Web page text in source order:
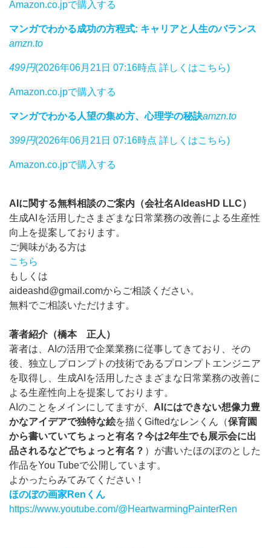
Amazon.co.jpで購入する
マンガでわかる成功の方程式: キャリアと人生のバランス
amzn.to
499円(2026年06月21日 07:16時点 詳しくはこちら)
Amazon.co.jpで購入する
マンガでわかる人望の集め方、心理学の秘訣amzn.to
399円(2026年06月21日 07:16時点 詳しくはこちら)
Amazon.co.jpで購入する
AIに関する無料相談のご案内（会社名AIdeasHD LLC）
生成AIを活用したさまざまな日常業務の改善による生産性
向上を提案しております。
ご興味がある方は
こちら
もしくは
aideashd@gmail.comからご相談ください。
無料でご相談いただけます。
著者紹介（橋本 正人）
著者は、AIの活用で企業業務に従事してきており、その
後、独立しプロンプトの技術であるプロンプトエンジニア
を取得し、生成AIを活用したさまざまな日常業務の改善に
よる生産性向上を提案しております。
AIのことをメインにしてますが、 AIにはできない想像力豊
かなアイデアで独特な絵を描くGiftedなレンくん（保育園
から書いていてちょっと有名？今は2年生でも展示会に出
品されるなどでちょっと有名？ ）が書いたほのぼのとした
作品をYou Tubeで公開しています。
よかったらみてみてください！
ほのぼの画家Renくん
https://www.youtube.com/@HeartwarmingPainterRen